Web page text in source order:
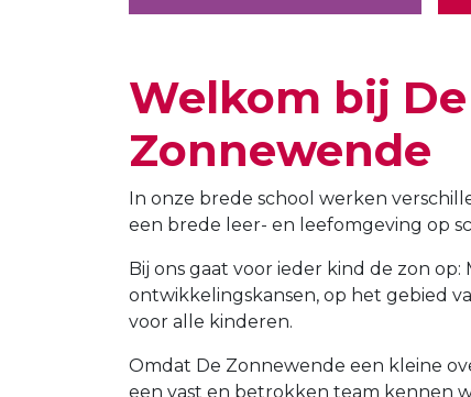
Welkom bij De
Zonnewende
In onze brede school werken
een brede leer- en leefomgeving op
Bij ons gaat voor ieder kind de zon op:
ontwikkelingskansen, op het gebied
voor alle kinderen.
Omdat De Zonnewende een kleine
een vast en betrokken team kennen